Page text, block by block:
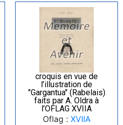
croquis en vue de
l’illustration de
"Gargantua" (Rabelais)
faits par A. Oldra à
l’OFLAG XVIIA
Oflag : XVIIA